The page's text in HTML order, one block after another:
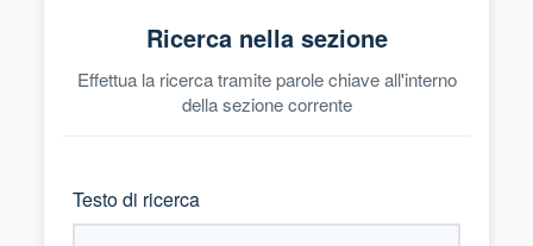
Ricerca nella sezione
Effettua la ricerca tramite parole chiave all'interno
della sezione corrente
Testo di ricerca